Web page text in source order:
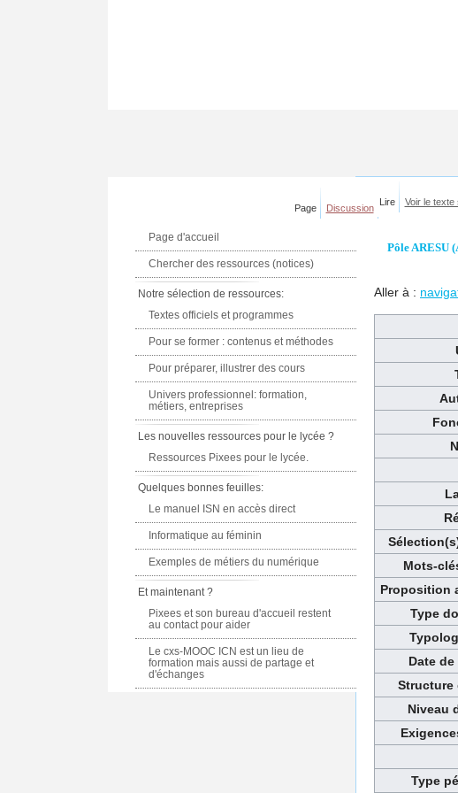
Pôle ARESU
Aller à :
Mots-
Proposition
Type
Date
Structure
Niveau
Type
Page Discussion
Lire Voir le texte
Page d'accueil
Chercher des ressources (notices)
Notre sélection de ressources:
Textes officiels et programmes
Pour se former : contenus et méthodes
Pour préparer, illustrer des cours
Univers professionnel: formation,
métiers, entreprises
Les nouvelles ressources pour le lycée ?
Ressources Pixees pour le lycée.
Quelques bonnes feuilles:
Le manuel ISN en accès direct
Informatique au féminin
Exemples de métiers du numérique
Et maintenant ?
Pixees et son bureau d'accueil restent
au contact pour aider
Le cxs-MOOC ICN est un lieu de
formation mais aussi de partage et
d'échanges